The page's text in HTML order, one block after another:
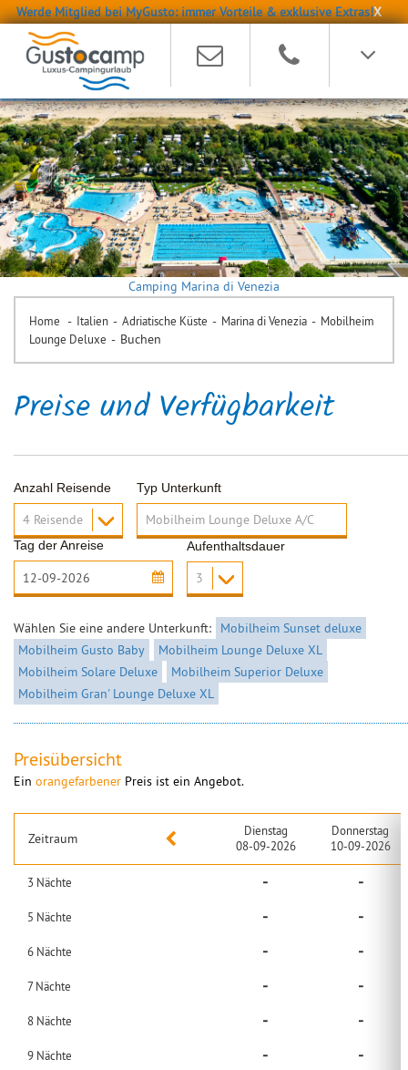
Werde Mitglied bei MyGusto: immer Vorteile & exklusive Extras!X
Camping Marina di Venezia
Home - Italien - Adriatische Küste - Marina di Venezia - Mobilheim
Lounge Deluxe - Buchen
Preise und Verfügbarkeit
Anzahl Reisende Typ Unterkunft
Tag der Anreise Aufenthaltsdauer
Wählen Sie eine andere Unterkunft:
Mobilheim Sunset deluxe
Mobilheim Gusto Baby
Mobilheim Lounge Deluxe XL
Mobilheim Solare Deluxe
Mobilheim Superior Deluxe
Mobilheim Gran' Lounge Deluxe XL
Preisübersicht
Ein orangefarbener Preis ist ein Angebot.
Zeitraum
Dienstag
08-09-2026
Donnerstag
10-09-2026
3 Nächte - -
5 Nächte - -
6 Nächte - -
7Nächte - -
8 Nächte - -
9 Nächte - -